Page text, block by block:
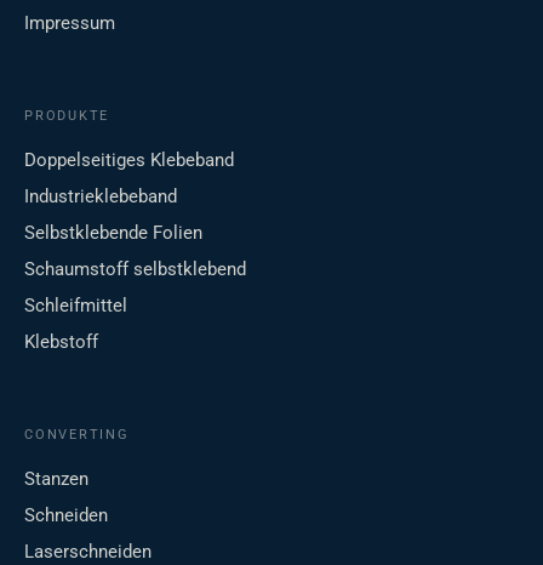
Impressum
PRODUKTE
Doppelseitiges Klebeband
Industrieklebeband
Selbstklebende Folien
Schaumstoff selbstklebend
Schleifmittel
Klebstoff
CONVERTING
Stanzen
Schneiden
Laserschneiden